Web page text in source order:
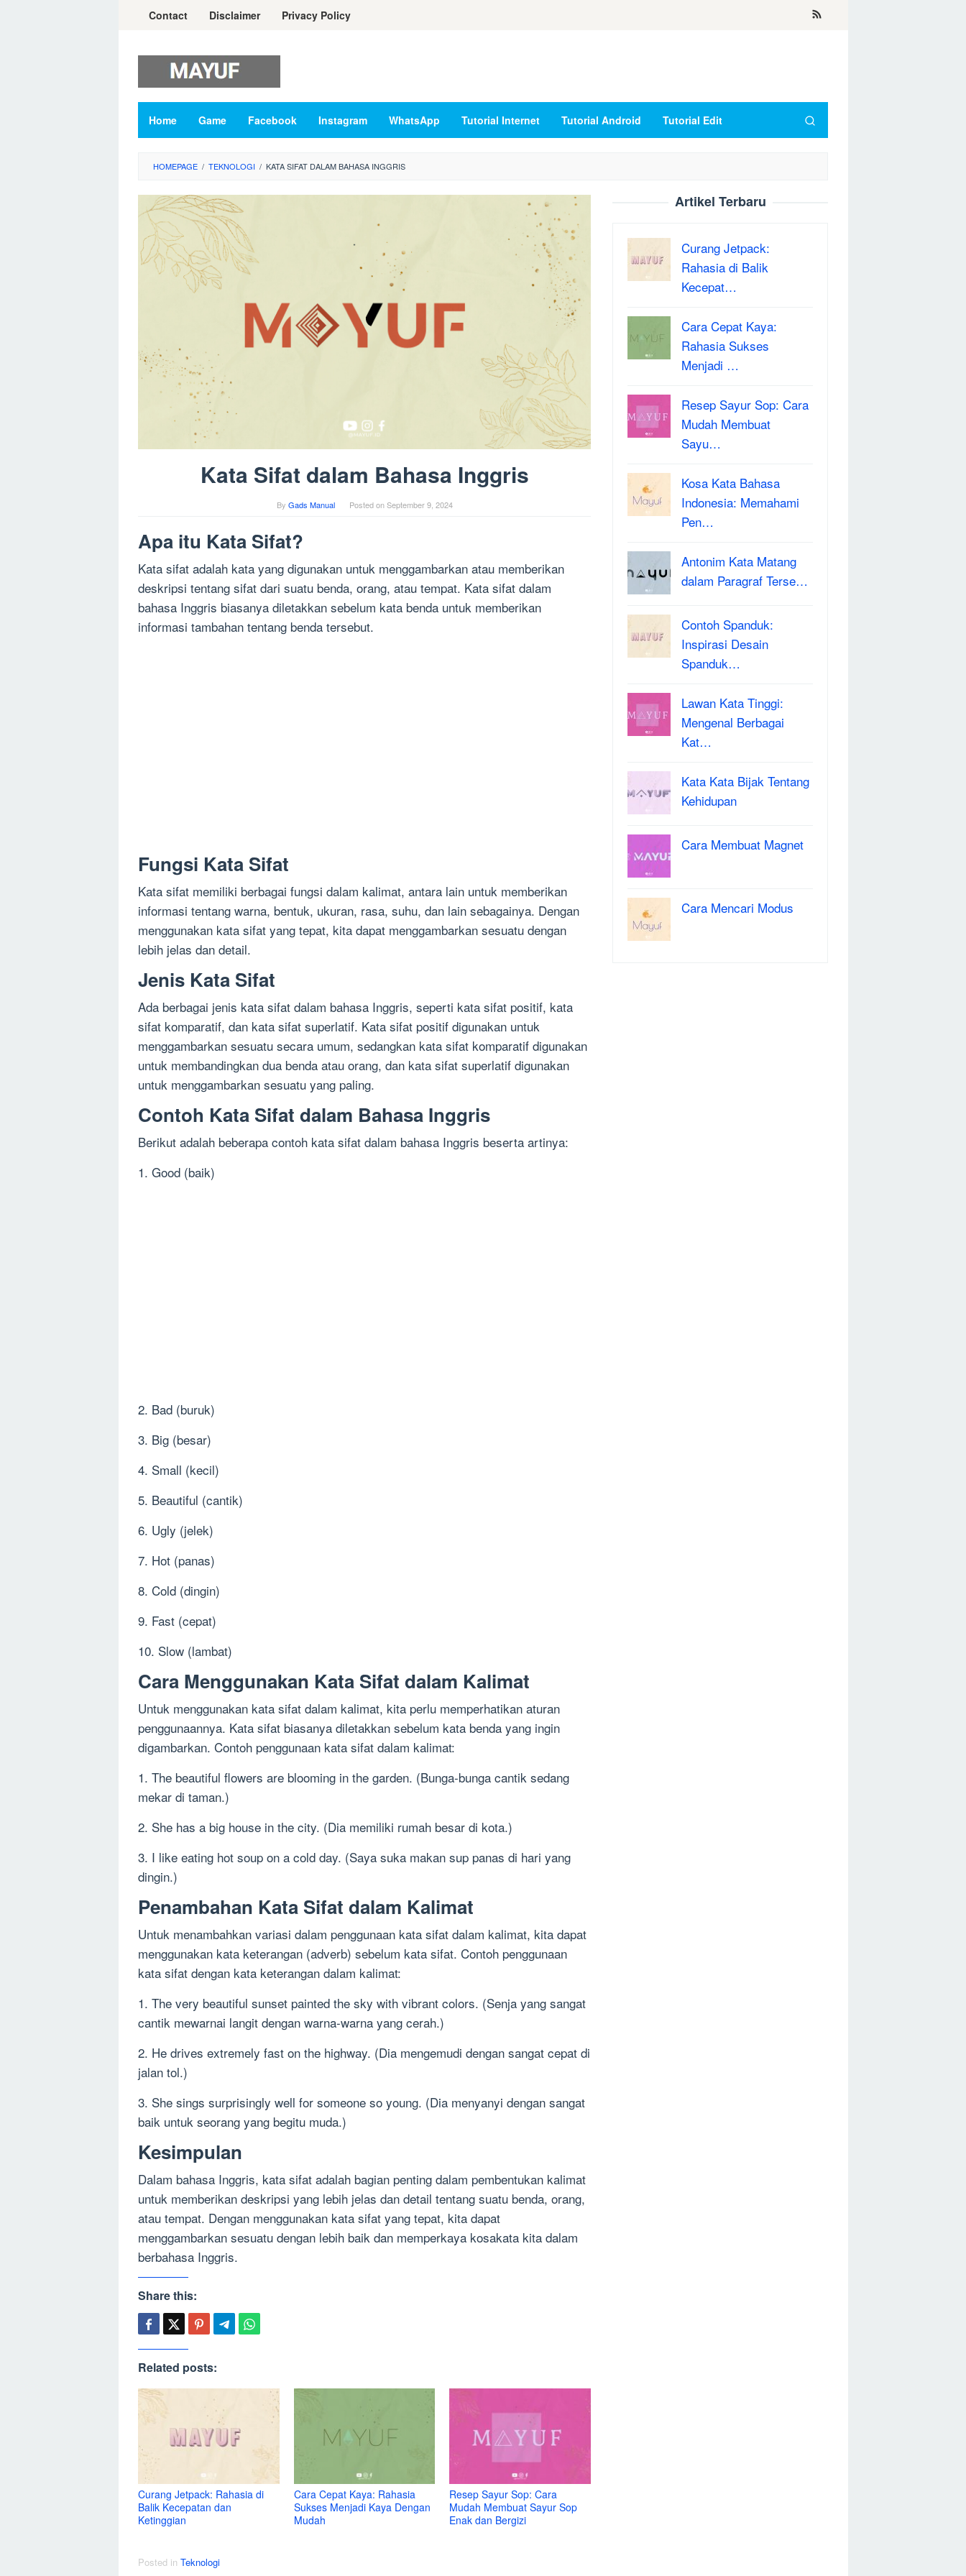
Contact Disclaimer Privacy Policy
Home Game Facebook Instagram WhatsApp Tutorial Internet Tutorial Android Tutorial Edit
HOMEPAGE / TEKNOLOGI / KATA SIFAT DALAM BAHASA INGGRIS
Kata Sifat dalam Bahasa Inggris
By Gads Manual Posted onSeptember 9, 2024
Apa itu Kata Sifat?
Kata sifat adalah kata yang digunakan untuk menggambarkan atau memberikan
deskripsi tentang sifat dari suatu benda, orang, atau tempat. Kata sifat dalam
bahasa Inggris biasanya diletakkan sebelum kata benda untuk memberikan
informasi tambahan tentang benda tersebut.
Fungsi Kata Sifat
Kata sifat memiliki berbagai fungsi dalam kalimat, antara lain untuk memberikan
informasi tentang warna, bentuk, ukuran, rasa, suhu, dan lain sebagainya. Dengan
menggunakan kata sifat yang tepat, kita dapat menggambarkan sesuatu dengan
lebih jelas dan detail.
Jenis Kata Sifat
Ada berbagai jenis kata sifat dalam bahasa Inggris, seperti kata sifat positif, kata
sifat komparatif, dan kata sifat superlatif. Kata sifat positif digunakan untuk
menggambarkan sesuatu secara umum, sedangkan kata sifat komparatif digunakan
untuk membandingkan dua benda atau orang, dan kata sifat superlatif digunakan
untuk menggambarkan sesuatu yang paling.
Contoh Kata Sifat dalam Bahasa Inggris
Berikut adalah beberapa contoh kata sifat dalam bahasa Inggris beserta artinya:
1. Good (baik)
2. Bad (buruk)
3. Big (besar)
4. Small (kecil)
5. Beautiful (cantik)
6. Ugly (jelek)
7. Hot (panas)
8. Cold (dingin)
9. Fast (cepat)
10. Slow (lambat)
Cara Menggunakan Kata Sifat dalam Kalimat
Untuk menggunakan kata sifat dalam kalimat, kita perlu memperhatikan aturan
penggunaannya. Kata sifat biasanya diletakkan sebelum kata benda yang ingin
digambarkan. Contoh penggunaan kata sifat dalam kalimat:
1. The beautiful flowers are blooming in the garden. (Bunga-bunga cantik sedang
mekar di taman.)
2. She has a big house in the city. (Dia memiliki rumah besar di kota.)
3. I like eating hot soup on a cold day. (Saya suka makan sup panas di hari yang
dingin.)
Penambahan Kata Sifat dalam Kalimat
Untuk menambahkan variasi dalam penggunaan kata sifat dalam kalimat, kita dapat
menggunakan kata keterangan (adverb) sebelum kata sifat. Contoh penggunaan
kata sifat dengan kata keterangan dalam kalimat:
1. The very beautiful sunset painted the sky with vibrant colors. (Senja yang sangat
cantik mewarnai langit dengan warna-warna yang cerah.)
2. He drives extremely fast on the highway. (Dia mengemudi dengan sangat cepat di
jalan tol.)
3. She sings surprisingly well for someone so young. (Dia menyanyi dengan sangat
baik untuk seorang yang begitu muda.)
Kesimpulan
Dalam bahasa Inggris, kata sifat adalah bagian penting dalam pembentukan kalimat
untuk memberikan deskripsi yang lebih jelas dan detail tentang suatu benda, orang,
atau tempat. Dengan menggunakan kata sifat yang tepat, kita dapat
menggambarkan sesuatu dengan lebih baik dan memperkaya kosakata kita dalam
berbahasa Inggris.
Share this:
Related posts:
Curang Jetpack: Rahasia di
Balik Kecepatan dan
Ketinggian
Cara Cepat Kaya: Rahasia
Sukses Menjadi Kaya Dengan
Mudah
Resep Sayur Sop: Cara
Mudah Membuat Sayur Sop
Enak dan Bergizi
Posted in Teknologi
Artikel Terbaru
Curang Jetpack:
Rahasia di Balik
Kecepat…
Cara Cepat Kaya:
Rahasia Sukses
Menjadi …
Resep Sayur Sop: Cara
Mudah Membuat
Sayu…
Kosa Kata Bahasa
Indonesia: Memahami
Pen…
Antonim Kata Matang
dalam Paragraf Terse…
Contoh Spanduk:
Inspirasi Desain
Spanduk…
Lawan Kata Tinggi:
Mengenal Berbagai
Kat…
Kata Kata Bijak Tentang
Kehidupan
Cara Membuat Magnet
Cara Mencari Modus